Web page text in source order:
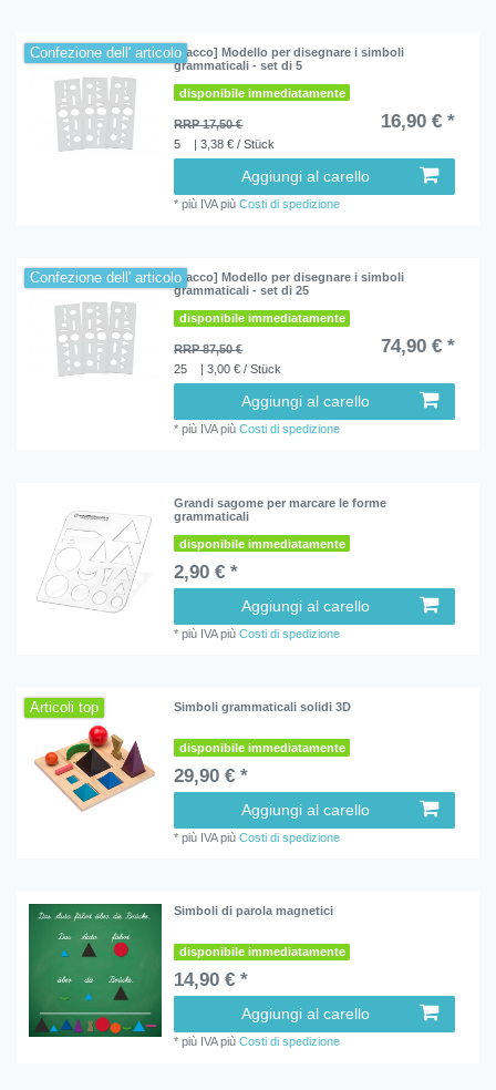
Confezione dell' articolo[Pacco] Modello per disegnare i simboli
grammaticali - set di 5
disponibile immediatamente
RRP 17,50 € 16,90 € *
5 | 3,38 € / Stück
Aggiungi al carello
*più IVApiùCosti di spedizione
Confezione dell' articolo[Pacco] Modello per disegnare i simboli
grammaticali - set di 25
disponibile immediatamente
RRP 87,50 € 74,90 € *
25 | 3,00 € / Stück
Aggiungi al carello
*più IVApiùCosti di spedizione
Grandi sagome per marcare le forme
grammaticali
disponibile immediatamente
2,90 € *
Aggiungi al carello
*più IVApiùCosti di spedizione
Articoli top Simboli grammaticali solidi 3D
disponibile immediatamente
29,90 € *
Aggiungi al carello
*più IVApiùCosti di spedizione
Simboli di parola magnetici
disponibile immediatamente
14,90 € *
Aggiungi al carello
*più IVApiùCosti di spedizione